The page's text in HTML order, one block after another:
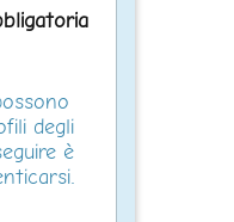
degli
è